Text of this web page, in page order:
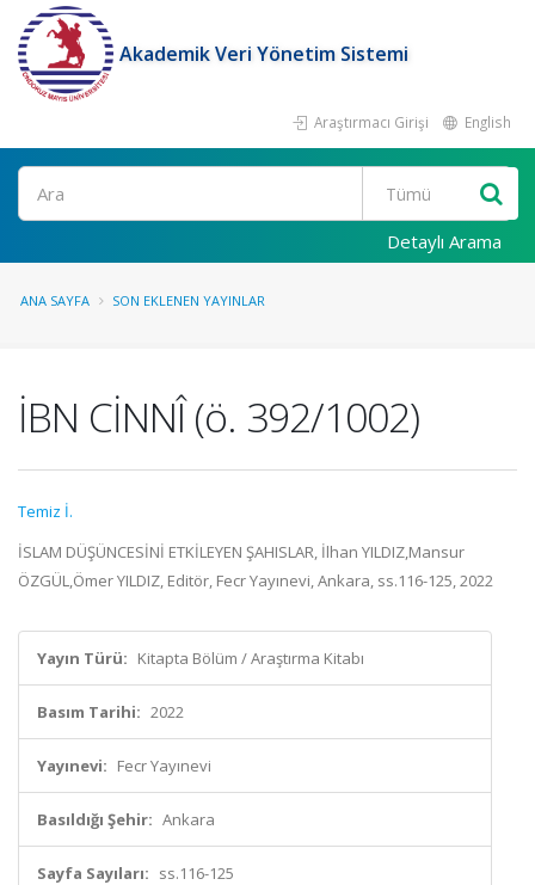
Akademik Veri Yönetim Sistemi
Araştırmacı Girişi English
Ara
Detaylı Arama
ANA SAYFA SON EKLENEN YAYINLAR
İBN CİNNÎ (ö. 392/1002)
Temiz İ.
İSLAM DÜŞÜNCESİNİ ETKİLEYEN ŞAHISLAR, İlhan YILDIZ,Mansur
ÖZGÜL,Ömer YILDIZ, Editör, Fecr Yayınevi, Ankara, ss.116-125, 2022
Yayın Türü: Kitapta Bölüm / Araştırma Kitabı
Basım Tarihi: 2022
Yayınevi: Fecr Yayınevi
Basıldığı Şehir: Ankara
Sayfa Sayıları: ss.116-125